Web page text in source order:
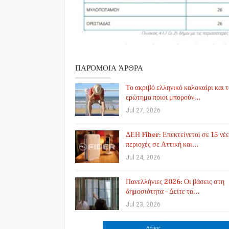
ΠΑΡΌΜΟΙΑ ΆΡΘΡΑ
Το ακριβό ελληνικό καλοκαίρι και
ερώτημα ποιοι μπορούν…
Jul 27, 2026
ΔΕΗ Fiber: Επεκτείνεται σε 15
περιοχές σε Αττική και…
Jul 24, 2026
Πανελλήνιες 2026: Οι βάσεις στη
δημοσιότητα – Δείτε τα…
Jul 23, 2026